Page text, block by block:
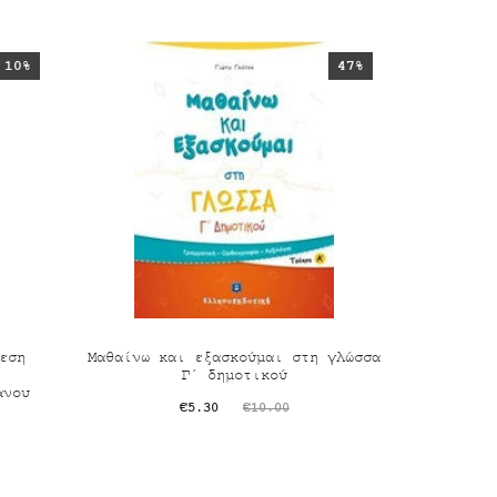
10% 47%
Μαθαίνω και εξασκούμαι στη γλώσσα
Γ΄ δημοτικού
€10.00
Original
€5.30
Η